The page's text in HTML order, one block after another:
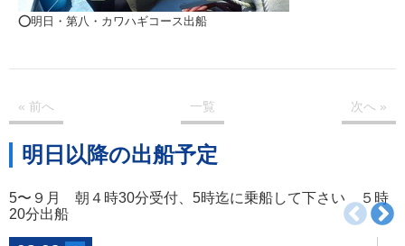
⭕️明日・第八・カワハギコース出船
« 前へ 一覧 次へ »
明日以降の出船予定
5〜９月 朝４時30分受付、5時迄に乗船して下さい ５時
20分出船